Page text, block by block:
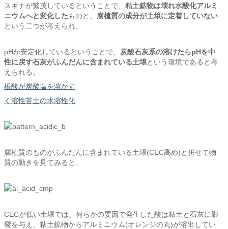
スギナが繁茂しているということで、 粘土鉱物は壊れ水酸化アルミ
ニウムへと変化したものと、 腐植質の成分が土壌に定着していない
という二つが考えられ、
pHが安定化しているということで、 炭酸石灰系の溶けたらpHを中
性に戻す石灰がふんだんに含まれている土壌という環境であると考
えられる。
根酸が炭酸塩を溶かす
く溶性苦土の水溶性化
腐植質のものがふんだんに含まれている土壌(CEC高め)と併せて物
質の動きを見てみると、
CECが低い土壌では、何らかの要因で発生した酸は粘土と石灰に影
響を与え、粘土鉱物からアルミニウム(オレンジの丸)が溶出してい